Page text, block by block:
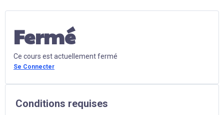
Fermé
Ce cours est actuellement fermé
Se Connecter
Conditions requises